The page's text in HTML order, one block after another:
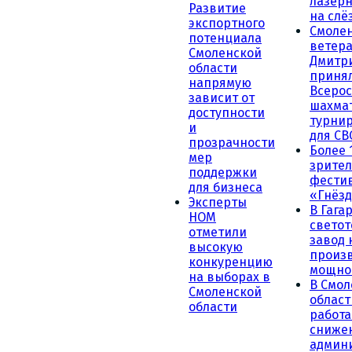
Развитие
экспортного
потенциала
Смоленской
области
напрямую
зависит от
доступности
и
прозрачности
мер
поддержки
для бизнеса
Эксперты
НОМ
отметили
высокую
конкуренцию
на выборах в
Смоленской
области
на
для
Более
В
завод
В